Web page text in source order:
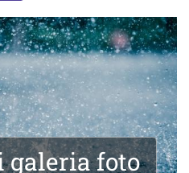
galeria foto